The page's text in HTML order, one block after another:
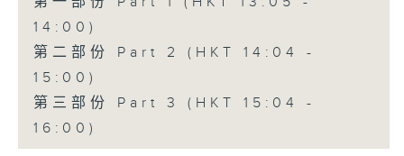
14:00)
第二部份 Part 2 (HKT 14:04 -
15:00)
第三部份 Part 3 (HKT 15:04 -
16:00)